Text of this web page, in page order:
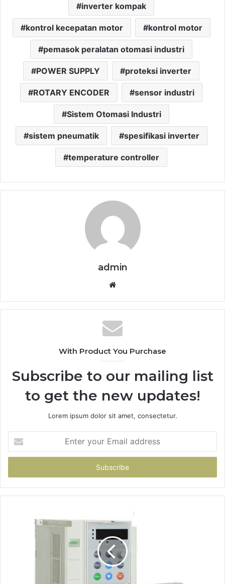
inverter kompak
kontrol kecepatan motor kontrol motor
pemasok peralatan otomasi industri
POWER SUPPLY proteksi inverter
ROTARY ENCODER sensor industri
Sistem Otomasi Industri
sistem pneumatik spesifikasi inverter
temperature controller
admin
Website
With Product You Purchase
Subscribe to our mailing list
to get the new updates!
Lorem ipsum dolor sit amet, consectetur.
your
Email